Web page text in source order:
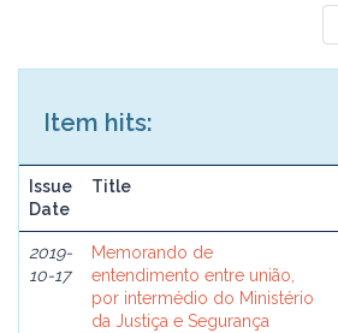
Item hits:
Issue
Date
Title
2019-
10-17
Memorando de
entendimento entre união,
por intermédio do Ministério
da Justiça e Segurança